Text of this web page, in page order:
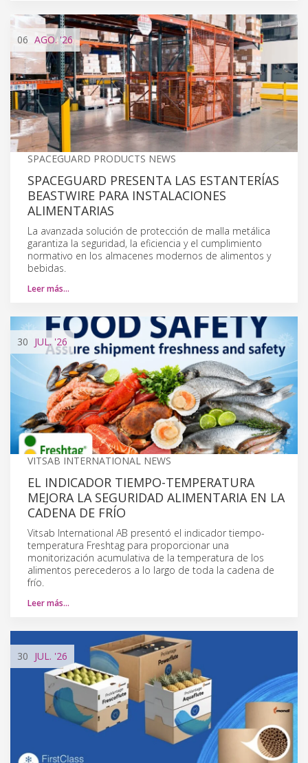
06 AGO.'26
SPACEGUARD PRODUCTS NEWS
SPACEGUARD PRESENTA LAS ESTANTERÍAS
BEASTWIRE PARA INSTALACIONES
ALIMENTARIAS
La avanzada solución de protección de malla metálica
garantiza la seguridad, la eficiencia y el cumplimiento
normativo en los almacenes modernos de alimentos y
bebidas.
Leer más…
30 JUL.'26
VITSAB INTERNATIONAL NEWS
EL INDICADOR TIEMPO-TEMPERATURA
MEJORA LA SEGURIDAD ALIMENTARIA EN LA
CADENA DE FRÍO
Vitsab International AB presentó el indicador tiempo-
temperatura Freshtag para proporcionar una
monitorización acumulativa de la temperatura de los
alimentos perecederos a lo largo de toda la cadena de
frío.
Leer más…
30 JUL. '26